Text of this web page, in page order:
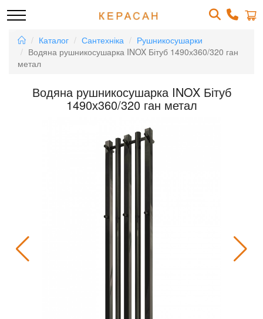
Каталог Сантехніка
Рушникосушарки
Водяна рушникосушарка INOX Бітуб 1490х360/320 ган
метал
Водяна рушникосушарка INOX Бітуб
1490х360/320 ган метал